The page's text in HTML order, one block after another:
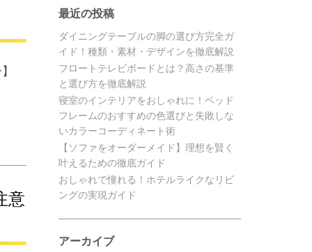
意
最近の投稿
ダイニングテーブルの脚の選び方完全ガ
イド！種類・素材・デザインを徹底解説
フロートテレビボードとは？高さの基準
と選び方を徹底解説
寝室のインテリアをおしゃれに！ベッド
フレームのおすすめの色選びと失敗しな
いカラーコーディネート術
【ソファをオーダーメイド】理想を賢く
叶えるための徹底ガイド
おしゃれで憧れる！ホテルライクなリビ
ングの実現ガイド
アーカイブ